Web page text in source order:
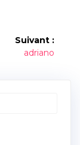
Suivant :
Article
adriano